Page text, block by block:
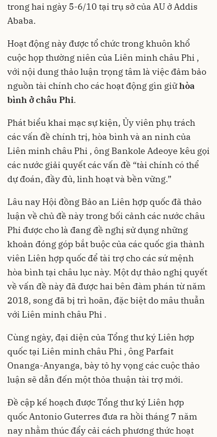
trong hai ngày 5-6/10 tại trụ sở của AU ở Addis
Ababa.
Hoạt động này được tổ chức trong khuôn khổ
cuộc họp thường niên của Liên minh châu Phi ,
với nội dung thảo luận trọng tâm là việc đảm bảo
nguồn tài chính cho các hoạt động gìn giữhòa
bình ở châu Phi.
Phát biểu khai mạc sự kiện, Ủy viên phụ trách
các vấn đề chính trị, hòa bình và an ninh của
Liên minh châu Phi , ông Bankole Adeoye kêu gọi
các nước giải quyết các vấn đề “tài chính có thể
dự đoán, đầy đủ, linh hoạt và bền vững.”
Lâu nay Hội đồng Bảo an Liên hợp quốc đã thảo
luận về chủ đề này trong bối cảnh các nước châu
Phi được cho là đang đề nghị sử dụng những
khoản đóng góp bắt buộc của các quốc gia thành
viên Liên hợp quốc để tài trợ cho các sứ mệnh
hòa bình tại châu lục này. Một dự thảo nghị quyết
về vấn đề này đã được hai bên đàm phán từ năm
2018, song đã bị trì hoãn, đặc biệt do mâu thuẫn
với Liên minh châu Phi .
Cùng ngày, đại diện của Tổng thư ký Liên hợp
quốc tại Liên minh châu Phi , ông Parfait
Onanga-Anyanga, bày tỏ hy vọng các cuộc thảo
luận sẽ dẫn đến một thỏa thuận tài trợ mới.
Đề cập kế hoạch được Tổng thư ký Liên hợp
quốc Antonio Guterres đưa ra hồi tháng 7 năm
nay nhằm thúc đẩy cải cách phương thức hoạt